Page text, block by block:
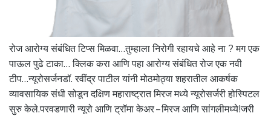
रोज आरोग्य संबंधित टिप्स मिळवा…तुम्हाला निरोगी रहायचे आहे ना ? मग एक
पाऊल पुढे टाका… क्लिक करा आणि पहा आरोग्य संबंधित रोज एक नवी
टीप…न्यूरोसर्जनडॉ. रवींद्र पाटील यांनी मोठमोठ्या शहरातील आकर्षक
व्यावसायिक संधी सोडून दक्षिण महाराष्ट्रात मिरज मध्ये न्यूरोसर्जरी होस्पिटल
सुरु केले.परवडणारी न्यूरो आणि ट्रॉमा केअर – मिरज आणि सांगलीमध्ये!जरी